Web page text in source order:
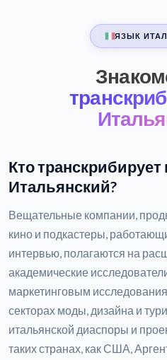
ЯЗЫК
Кто транскрибирует
Итальянский?
Вещательные компании,
кино и подкастеры,
интервью, полагаются на
академические
маркетинговым
секторах моды, дизайна и
итальянской диаспоры и
таких странах, как США,